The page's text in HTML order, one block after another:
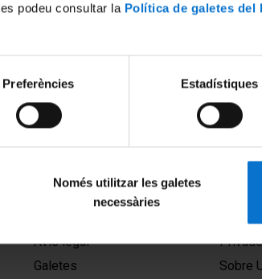
podeu consultar la Política de galetes del
Preferències Estadístiques
Només utilitzar les galetes
necessàries
Avís legal
Galetes
Sobre